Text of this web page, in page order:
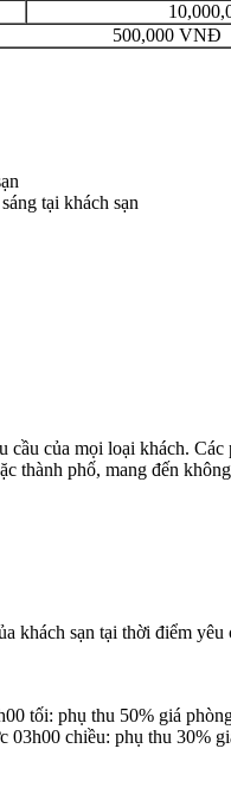
500,000 VNĐ
tại khách sạn
của mọi loại khách.
thành phố, mang đến
khách sạn tại thời điểm yêu
tối: phụ thu 50% giá
03h00 chiều: phụ thu 30%